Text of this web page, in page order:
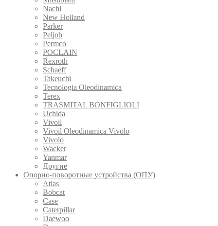
Nachi
New Holland
Parker
Peljob
Permco
POCLAIN
Rexroth
Schaeff
Takeuchi
Tecnologia Oleodinamica
Terex
TRASMITAL BONFIGLIOLI
Uchida
Vivoil
Vivoil Oleodinamica Vivolo
Vivolo
Wacker
Yanmar
Другие
Опорно-поворотные устройства (ОПУ)
Atlas
Bobcat
Case
Caterpillar
Daewoo